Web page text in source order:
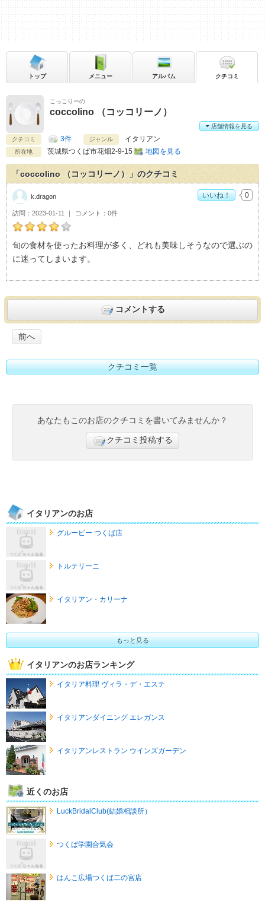
こっこりーの
coccolino （コッコリーノ）
クチコミ 3件 ジャンル イタリアン
所在地 茨城県つくば市花畑2-9-15 地図を見る
店舗情報を見る
トップ メニュー アルバム クチコミ
「coccolino （コッコリーノ）」のクチコミ
k.dragonのcoccolino （コッコリーノ）おすすめ度：4
旬の食材を使ったお料理が多く、どれも美味しそうなので選ぶの
に迷ってしまいます。
訪問 2023-01-11 コメント 0件
k.dragon いいね！ 0
コメントする
前へ
クチコミ一覧
あなたもこのお店のクチコミを書いてみませんか？
クチコミ投稿する
イタリアンのお店
グルービー つくば店
トルテリーニ
イタリアン・カリーナ
もっと見る
イタリアンのお店ランキング
イタリア料理 ヴィラ・デ・エステ
イタリアンダイニング エレガンス
イタリアンレストラン ウインズガーデン
近くのお店
LuckBridalClub(結婚相談所）
つくば学園合気会
はんこ広場つくば二の宮店